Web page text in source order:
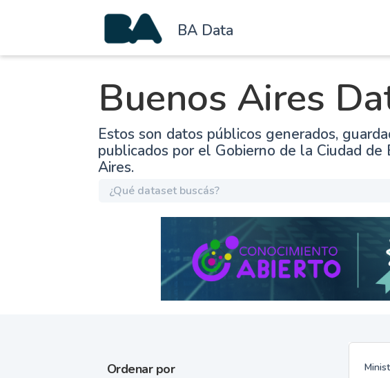
BA Data
Buenos Aires
Estos son datos públicos generados,
publicados por el Gobierno de la Ciudad de
Aires.
Ordenar por